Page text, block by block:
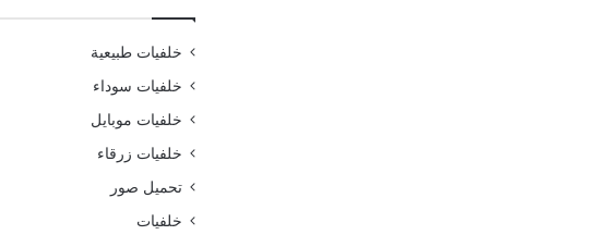
خلفيات طبيعية
خلفيات سوداء
خلفيات موبايل
خلفيات زرقاء
تحميل صور
خلفيات